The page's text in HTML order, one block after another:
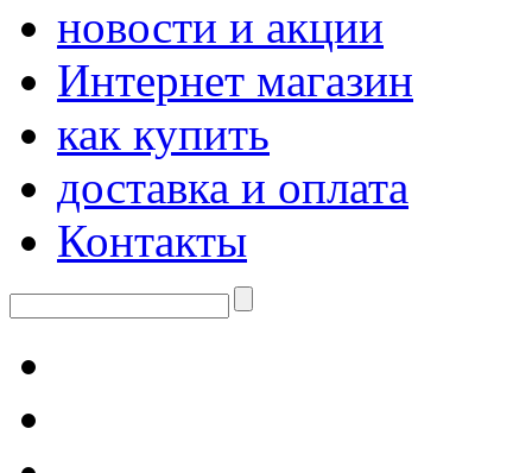
новости и акции
Интернет магазин
как купить
доставка и оплата
Контакты